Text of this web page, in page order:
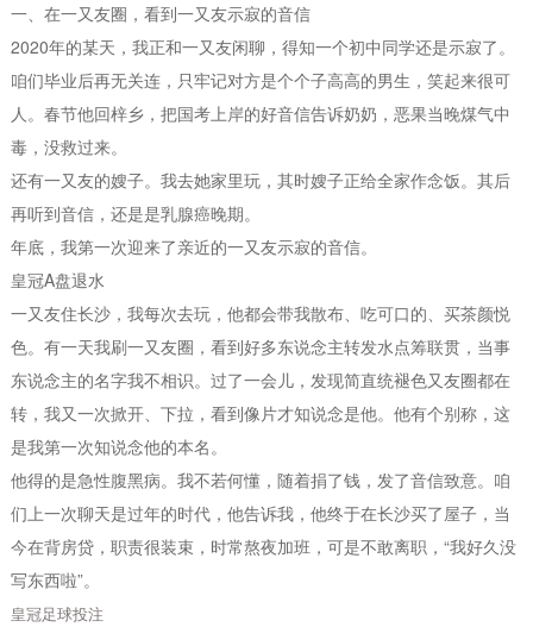
一、在一又友圈，看到一又友示寂的音信
2020年的某天，我正和一又友闲聊，得知一个初中同学还是示寂了。
咱们毕业后再无关连，只牢记对方是个个子高高的男生，笑起来很可
人。春节他回梓乡，把国考上岸的好音信告诉奶奶，恶果当晚煤气中
毒，没救过来。
还有一又友的嫂子。我去她家里玩，其时嫂子正给全家作念饭。其后
再听到音信，还是是乳腺癌晚期。
年底，我第一次迎来了亲近的一又友示寂的音信。
皇冠A盘退水
一又友住长沙，我每次去玩，他都会带我散布、吃可口的、买茶颜悦
色。有一天我刷一又友圈，看到好多东说念主转发水点筹联贯，当事
东说念主的名字我不相识。过了一会儿，发现简直统褪色又友圈都在
转，我又一次掀开、下拉，看到像片才知说念是他。他有个别称，这
是我第一次知说念他的本名。
他得的是急性腹黑病。我不若何懂，随着捐了钱，发了音信致意。咱
们上一次聊天是过年的时代，他告诉我，他终于在长沙买了屋子，当
今在背房贷，职责很装束，时常熬夜加班，可是不敢离职，“我好久没
写东西啦”。
皇冠足球投注